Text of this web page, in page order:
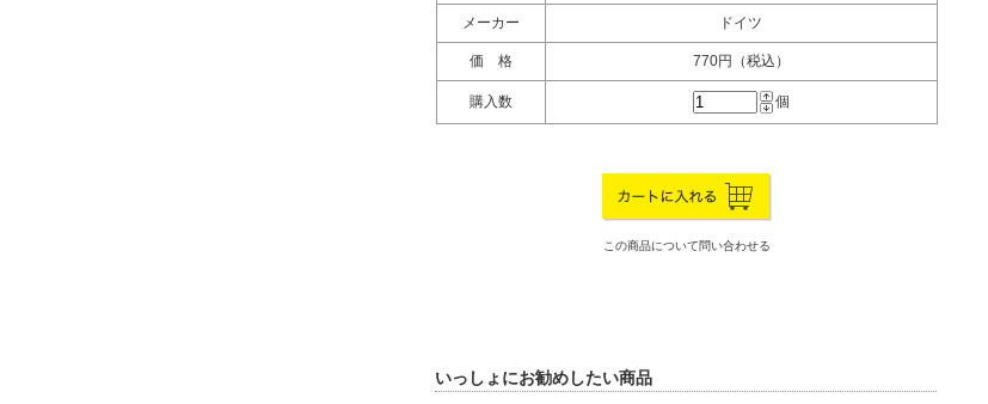
メーカー ドイツ
価 格 770円（税込）
購入数 個
この商品について問い合わせる
いっしょにお勧めしたい商品